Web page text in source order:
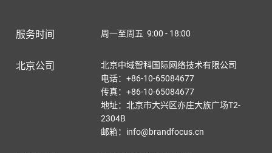
服务时间 周一至周五 9:00 - 18:00
北京公司
北京中域智科国际网络技术有限公司
电话：+86-10-65084677
传真：+86-10-65084677
地址：北京市大兴区亦庄大族广场T2-
2304B
邮箱：info@brandfocus.cn